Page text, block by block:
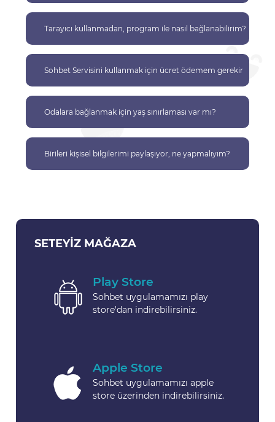
Tarayıcı kullanmadan, program ile nasıl bağlanabilirim?
Sohbet Servisini kullanmak için ücret ödemem gerekir
Odalara bağlanmak için yaş sınırlaması var mı?
Birileri kişisel bilgilerimi paylaşıyor, ne yapmalıyım?
SETEYIZ MAĞAZA
Play Store
Sohbet uygulamamızı play
store'dan indirebilirsiniz.
Apple Store
Sohbet uygulamamızı apple
store üzerinden indirebilirsiniz.